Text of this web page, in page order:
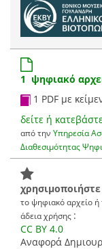
1 ψηφιακό
1 PDF με
δείτε ή
από την Υπηρεσία
Διαθεσιμότητας
χρησιμοποιήστε
το ψηφιακό αρχείο
άδεια χρήσης :
CC BY 4.0
Αναφορά